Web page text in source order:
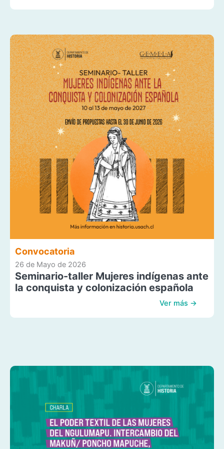
Convocatoria
26 de Mayo de 2026
Seminario-taller Mujeres indígenas ante
la conquista y colonización española
Ver más →